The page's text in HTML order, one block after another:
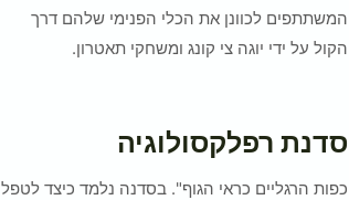
המשתתפים לכוונן את הכלי הפנימי שלהם דרך
הקול על ידי יוגה צי קונג ומשחקי תאטרון.
סדנת רפלקסולוגיה
כפות הרגליים כראי הגוף". בסדנה נלמד כיצד לטפל